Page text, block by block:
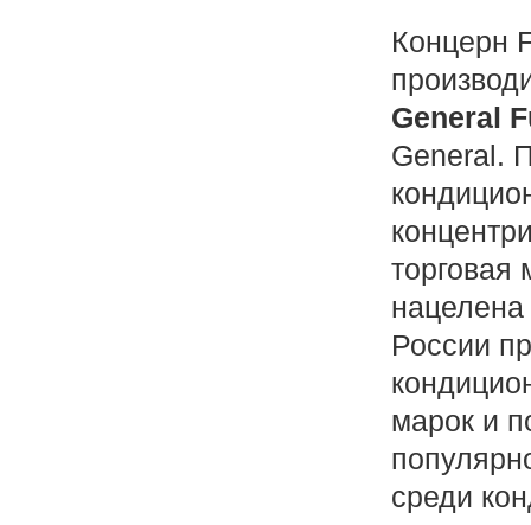
Концерн
General
General.
торговая
России
марок и
среди